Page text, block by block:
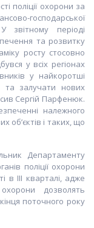
поліції охорони за
господарської
звітному періоді
та розвитку
росту стосовно
у всіх регіонах
у найкоротші
та залучати нових
Сергій Парфенюк.
належного
об’єктів і таких, що
Департаменту
поліції охорони
в ІІІ кварталі, адже
дозволять
поточного року